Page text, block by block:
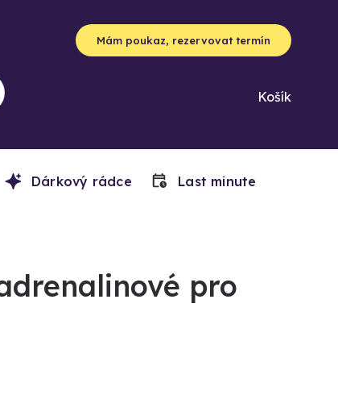
Mám poukaz, rezervovat termín
Košík
Dárkový rádce Last minute
pro